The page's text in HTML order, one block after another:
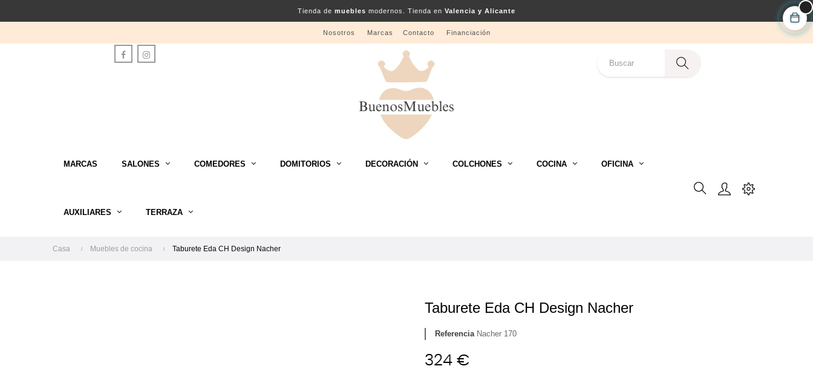
Tienda de muebles modernos. Tienda en Valencia y Alicante
Nosotros Marcas Contacto Financiación
Facebook
MARCAS SALONES COMEDORES DOMITORIOS DECORACIÓN COLCHONES COCINA OFICINA
AUXILIARES TERRAZA
Casa Muebles de cocina Taburete Eda CH Design Nacher
Taburete Eda CH Design Nacher
Referencia Nacher 170
324 €